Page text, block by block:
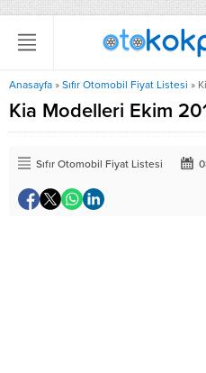
Anasayfa » Sıfır Otomobil Fiyat Listesi »
Kia Modelleri Ekim
Sıfır Otomobil Fiyat Listesi